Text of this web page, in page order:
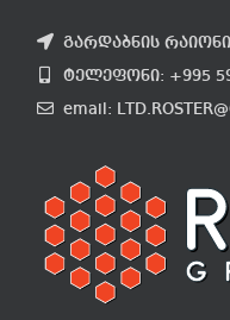
გარდაბნის
ტელეფონი: +995
email: